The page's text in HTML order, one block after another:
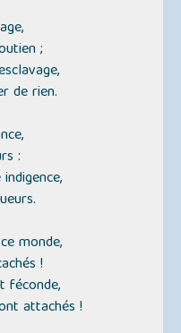
;
de rien.
:
monde,
!
féconde,
attachés !